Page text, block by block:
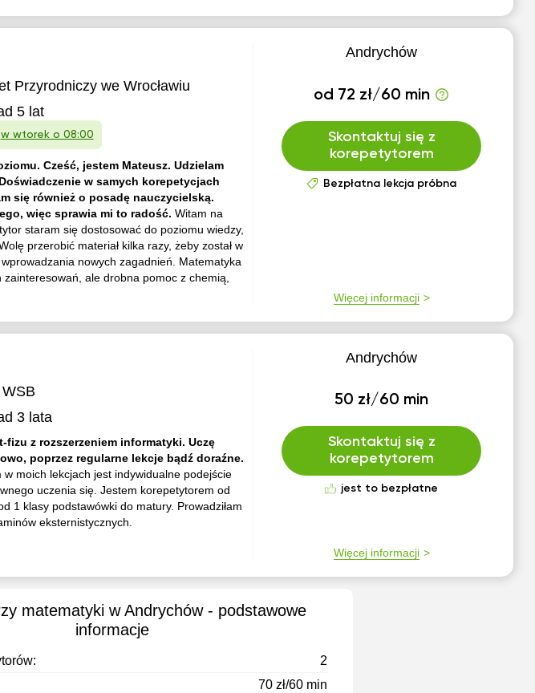
Przyrodniczy we Wrocławiu
5 lat
w wtorek o 08:00
Cześć, jestem Mateusz. Udzielam
w samych korepetycjach
się również o posadę nauczycielską.
więc sprawia mi to radość. Witam na
staram się dostosować do poziomu wiedzy,
przerobić materiał kilka razy, żeby został w
nowych zagadnień. Matematyka
zainteresowań, ale drobna pomoc z chemią,
Andrychów
od 72 zł/60 min
Skontaktuj się z
korepetytorem
Bezpłatna lekcja próbna
Więcej informacji
3 lata
fizu z rozszerzeniem informatyki. Uczę
poprzez regularne lekcje bądź doraźne.
w moich lekcjach jest indywidualne podejście
uczenia się. Jestem korepetytorem od
1 klasy podstawówki do matury. Prowadziłam
eksternistycznych.
Andrychów
50 zł/60 min
Skontaktuj się z
korepetytorem
jest to bezpłatne
Więcej informacji
matematyki w Andrychów - podstawowe
informacje
2
70 zł/60 min